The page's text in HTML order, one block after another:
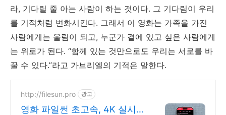
라, 기다릴 줄 아는 사람이 하는 것이다. 그 기다림이 우리
를 기적처럼 변화시킨다. 그래서 이 영화는 가족을 가진
사람에게는 울림이 되고, 누군가 곁에 있고 싶은 사람에게
는 위로가 된다. “함께 있는 것만으로도 우리는 서로를 바
꿀 수 있다.”라고 가브리엘의 기적은 말한다.
http://filesun.pro 광고
영화 파일썬 초고속, 4K 실시